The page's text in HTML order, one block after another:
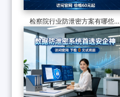
检察院行业防泄密方案有哪些？
制度和软件技术的构建，适合全
国检察院批量部署